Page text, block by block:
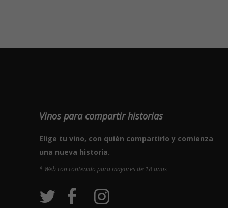
Vinos para compartir historias
Elige tu vino, con quién compartirlo y comienza
una nueva historia.
* Web con contenido para mayores de 18 años